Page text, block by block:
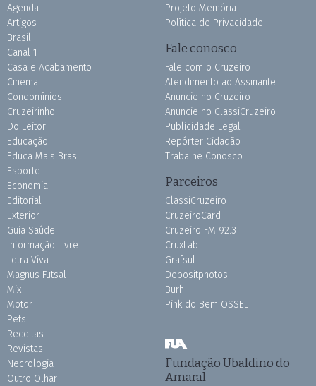
Agenda
Artigos
Brasil
Canal 1
Casa e Acabamento
Cinema
Condomínios
Cruzeirinho
Do Leitor
Educação
Educa Mais Brasil
Esporte
Economia
Editorial
Exterior
Guia Saúde
Informação Livre
Letra Viva
Magnus Futsal
Mix
Motor
Pets
Receitas
Revistas
Necrologia
Outro Olhar
Projeto Memória
Política de Privacidade
Fale conosco
Fale com o Cruzeiro
Atendimento ao Assinante
Anuncie no Cruzeiro
Anuncie no ClassiCruzeiro
Publicidade Legal
Repórter Cidadão
Trabalhe Conosco
Parceiros
ClassiCruzeiro
CruzeiroCard
Cruzeiro FM 92.3
CruxLab
Grafsul
Depositphotos
Burh
Pink do Bem OSSEL
Fundação Ubaldino do
Amaral